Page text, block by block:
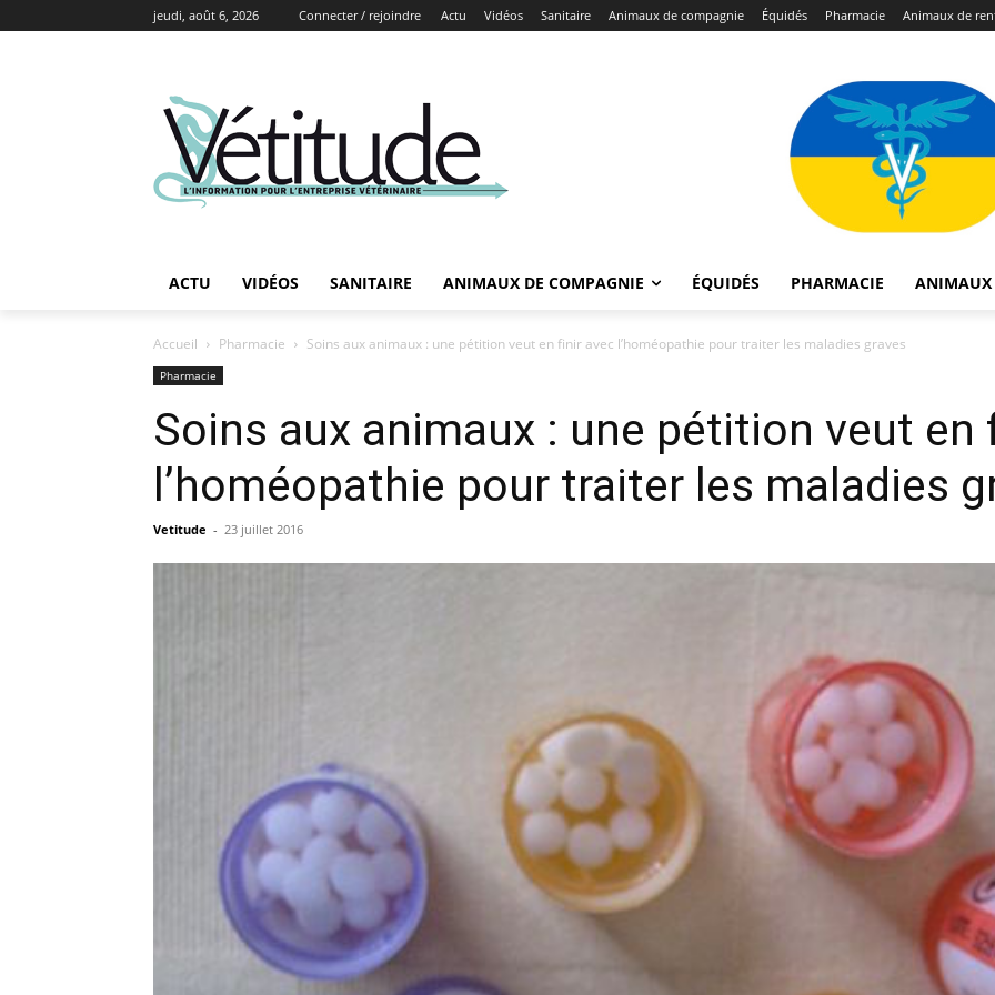
jeudi, août 6, 2026 Connecter / rejoindre Actu Vidéos Sanitaire Animaux de compagnie Équidés Pharmacie Animaux de
ACTU VIDÉOS SANITAIRE ANIMAUX DE COMPAGNIE ÉQUIDÉS PHARMACIE ANIMAUX
Accueil Pharmacie Soins aux animaux : une pétition veut en finir avec l’homéopathie pour traiter les maladies graves
Pharmacie
Soins aux animaux : une pétition veut en
l’homéopathie pour traiter les maladies
Vetitude - 23 juillet 2016